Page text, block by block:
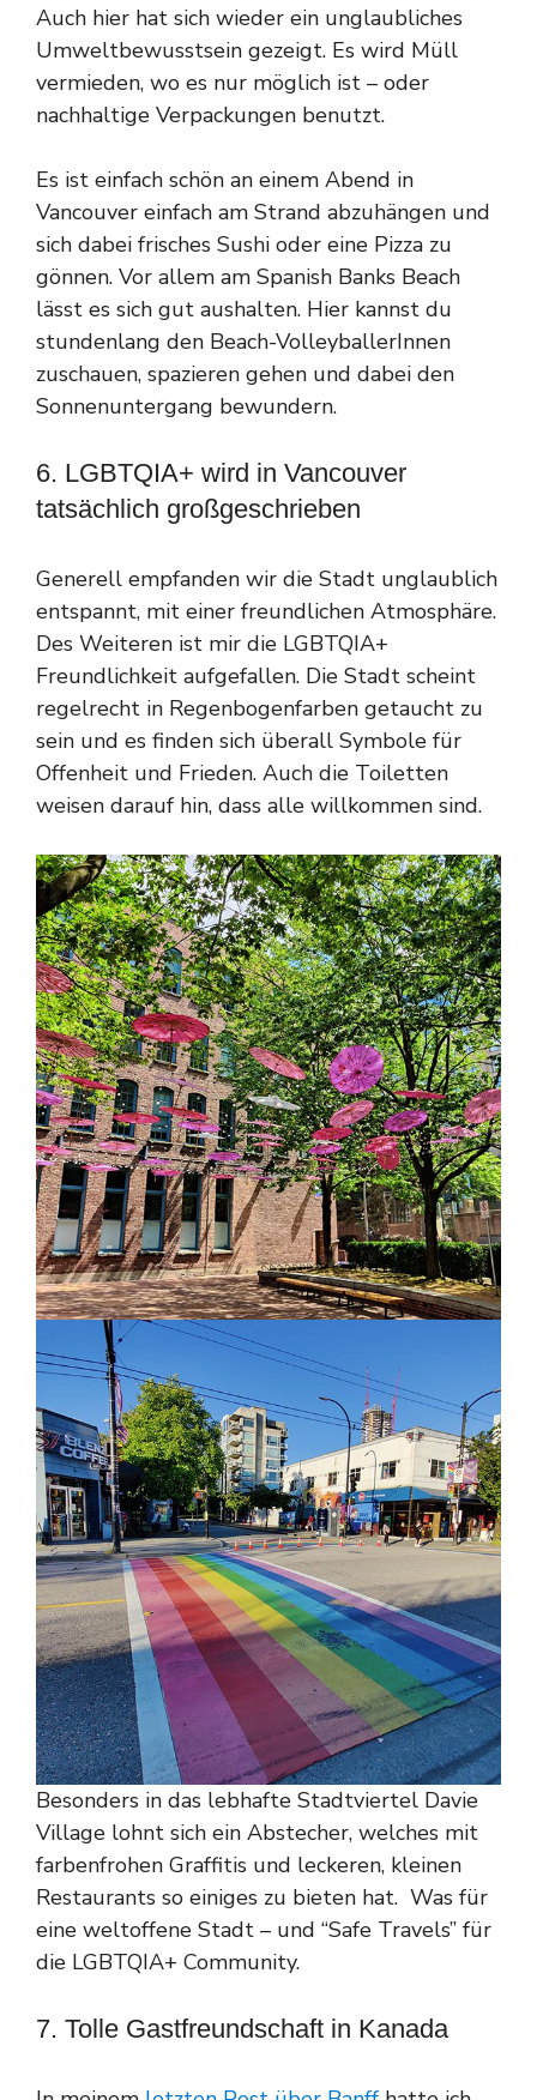
Auch hier hat sich wieder ein unglaubliches
Umweltbewusstsein gezeigt. Es wird Müll
vermieden, wo es nur möglich ist – oder
nachhaltige Verpackungen benutzt.
Es ist einfach schön an einem Abend in
Vancouver einfach am Strand abzuhängen und
sich dabei frisches Sushi oder eine Pizza zu
gönnen. Vor allem am Spanish Banks Beach
lässt es sich gut aushalten. Hier kannst du
stundenlang den Beach-VolleyballerInnen
zuschauen, spazieren gehen und dabei den
Sonnenuntergang bewundern.
6. LGBTQIA+ wird in Vancouver
tatsächlich großgeschrieben
Generell empfanden wir die Stadt unglaublich
entspannt, mit einer freundlichen Atmosphäre.
Des Weiteren ist mir die LGBTQIA+
Freundlichkeit aufgefallen. Die Stadt scheint
regelrecht in Regenbogenfarben getaucht zu
sein und es finden sich überall Symbole für
Offenheit und Frieden. Auch die Toiletten
weisen darauf hin, dass alle willkommen sind.
Besonders in das lebhafte Stadtviertel Davie
Village lohnt sich ein Abstecher, welches mit
farbenfrohen Graffitis und leckeren, kleinen
Restaurants so einiges zu bieten hat. Was für
eine weltoffene Stadt – und “Safe Travels” für
die LGBTQIA+ Community.
7. Tolle Gastfreundschaft in Kanada